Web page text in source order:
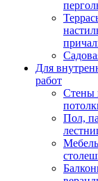
Для
работ
Стены
Пол,